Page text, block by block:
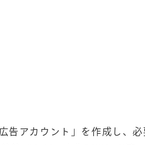
告アカウント」を作成し、